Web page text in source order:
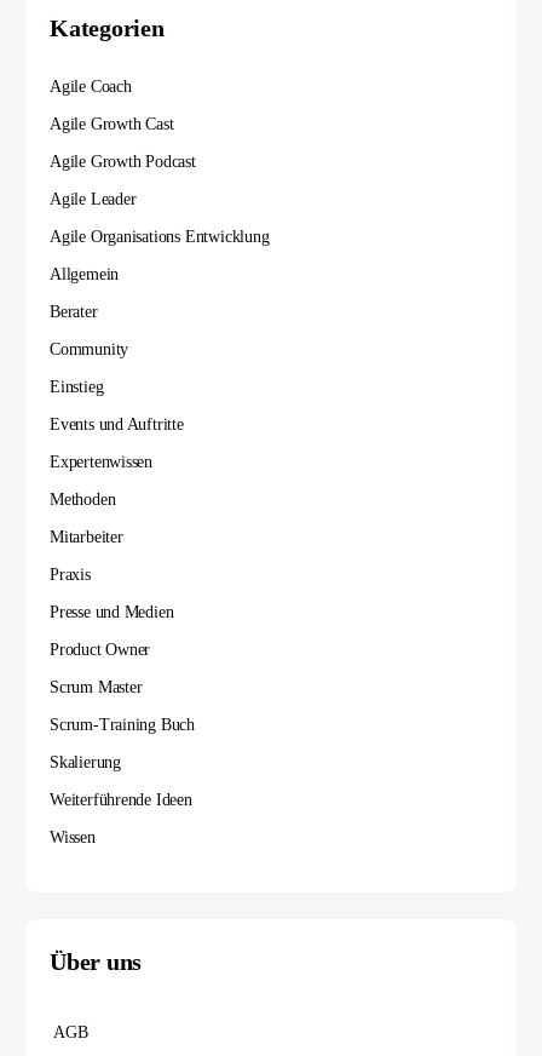
Kategorien
Agile Coach
Agile Growth Cast
Agile Growth Podcast
Agile Leader
Agile Organisations Entwicklung
Allgemein
Berater
Community
Einstieg
Events und Auftritte
Expertenwissen
Methoden
Mitarbeiter
Praxis
Presse und Medien
Product Owner
Scrum Master
Scrum-Training Buch
Skalierung
Weiterführende Ideen
Wissen
Über uns
AGB